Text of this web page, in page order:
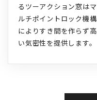
るツーアクション窓はマ
ルチポイントロック機構
によりすき間を作らず高
い気密性を提供します。